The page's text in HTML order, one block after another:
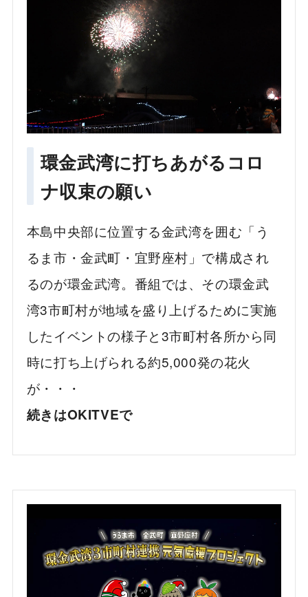
環金武湾に打ちあがるコロ
ナ収束の願い
本島中央部に位置する金武湾を囲む「う
るま市・金武町・宜野座村」で構成され
るのが環金武湾。番組では、その環金武
湾3市町村が地域を盛り上げるために実施
したイベントの様子と3市町村各所から同
時に打ち上げられる約5,000発の花火
が・・・
続きはOKITVEで